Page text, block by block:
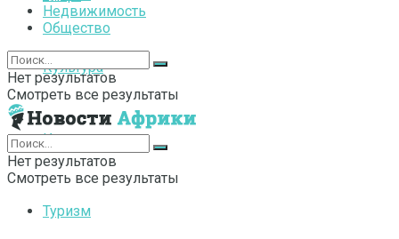
Культура
Интернет
Туризм
Недвижимость
Общество
Нет результатов
Смотреть все результаты
Нет результатов
Смотреть все результаты